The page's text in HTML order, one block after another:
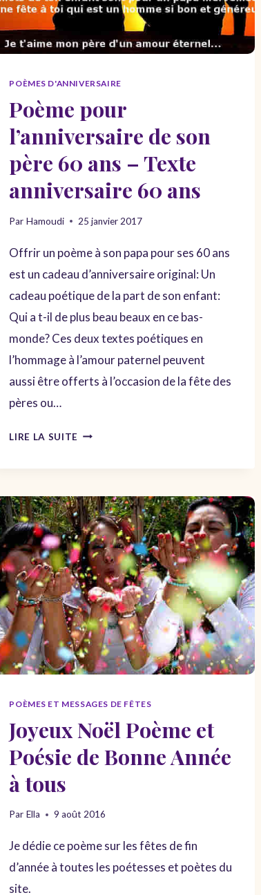
POÈMES D'ANNIVERSAIRE
Poème pour
l’anniversaire de son
père 60 ans – Texte
anniversaire 60 ans
Par Hamoudi 25 janvier 2017
Offrir un poème à son papa pour ses 60 ans
est un cadeau d’anniversaire original: Un
cadeau poétique de la part de son enfant:
Qui a t-il de plus beau beaux en ce bas-
monde? Ces deux textes poétiques en
l’hommage à l’amour paternel peuvent
aussi être offerts à l’occasion de la fête des
pères ou…
LIRE LA SUITE POÈME
SON
PÈRE
60
ANS
–
TEXTE
ANNIVERSAIRE
60
ANS
POÈMES ET MESSAGES DE FÊTES
Joyeux Noël Poème et
Poésie de Bonne Année
à tous
Par Ella 9 août 2016
Je dédie ce poème sur les fêtes de fin
d’année à toutes les poétesses et poètes du
site.